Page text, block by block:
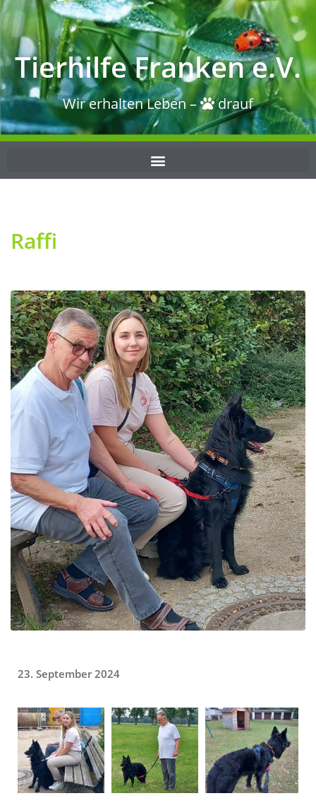
Tierhilfe Franken e.V.
Wir erhalten Leben – drauf
Raffi
23. September 2024